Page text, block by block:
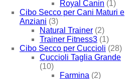
Royal Canin (1)
Cibo Secco per Cani Maturi e
Anziani (3)
Natural Trainer (2)
Trainer Fitness3 (1)
Cibo Secco per Cuccioli (28)
Cuccioli Taglia Grande
(10)
Farmina (2)